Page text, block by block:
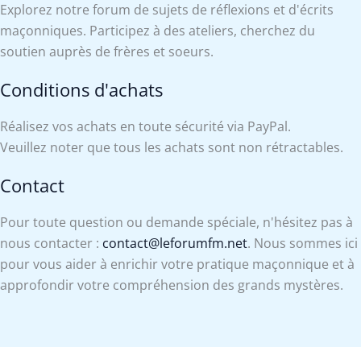
Explorez notre forum de sujets de réflexions et d'écrits
maçonniques. Participez à des ateliers, cherchez du
soutien auprès de frères et soeurs.
Conditions d'achats
Réalisez vos achats en toute sécurité via PayPal.
Veuillez noter que tous les achats sont non rétractables.
Contact
Pour toute question ou demande spéciale, n'hésitez pas à
nous contacter : contact@leforumfm.net. Nous sommes ici
pour vous aider à enrichir votre pratique maçonnique et à
approfondir votre compréhension des grands mystères.